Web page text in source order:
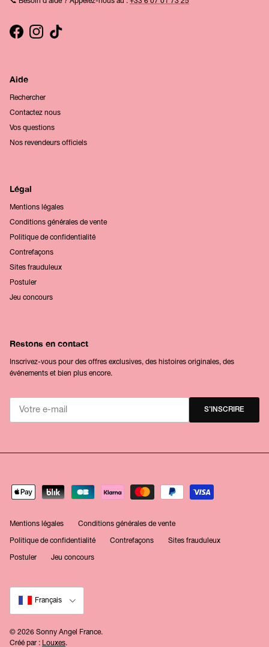
Facebook
Instagram
TikTok
Aide
Rechercher
Contactez nous
Vos questions
Nos revendeurs officiels
Légal
Mentions légales
Conditions générales de vente
Politique de confidentialité
Contrefaçons
Sites frauduleux
Postuler
Jeu concours
Restons en contact
Inscrivez-vous pour des offres exclusives, des histoires originales, des
événements et bien plus encore.
S’INSCRIRE
Mentions légales
Conditions générales de vente
Politique de confidentialité
Contrefaçons
Sites frauduleux
Postuler
Jeu concours
Langue
Français
© 2026 Sonny Angel France.
Créé par : Louxes.